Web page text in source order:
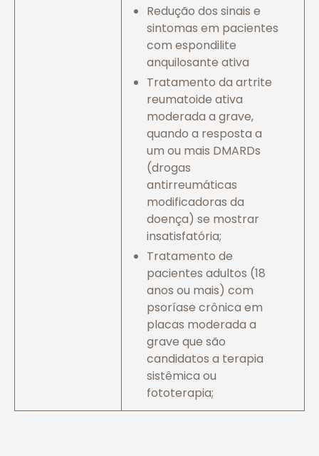
Redução dos sinais e
sintomas em pacientes
com espondilite
anquilosante ativa
Tratamento da artrite
reumatoide ativa
moderada a grave,
quando a resposta a
um ou mais DMARDs
(drogas
antirreumáticas
modificadoras da
doença) se mostrar
insatisfatória;
Tratamento de
pacientes adultos (18
anos ou mais) com
psoríase crônica em
placas moderada a
grave que são
candidatos a terapia
sistêmica ou
fototerapia;